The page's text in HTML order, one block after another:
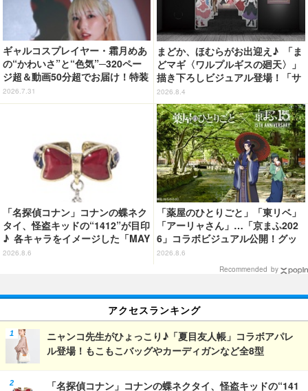
ギャルコスプレイヤー・霜月めあ
の“かわいさ”と“色気”─320ペー
ジ超＆動画50分超でお届け！特装
合本版のデジタル写真集が登場
2026.7.31
まどか、ほむらがお出迎え♪ 「ま
どマギ〈ワルプルギスの廻天〉」
描き下ろしビジュアル登場！「サ
ンシャインシティプリンスホテ
ル」コラボ開催
2026.8.4
「名探偵コナン」コナンの蝶ネク
タイ、怪盗キッドの“1412”が目印
♪ 各キャラをイメージした「MAY
LA」リングセットがセール中
2026.8.6
「薬屋のひとりごと」「東リベ」
「アーリャさん」…「京まふ202
6」コラボビジュアル公開！グッ
ズなどの最新情報も
2026.8.6
Recommended by
アクセスランキング
ニャンコ先生がひょっこり♪「夏目友人帳」コラボアパレ
ル登場！もこもこバッグやカーディガンなど全8型
「名探偵コナン」コナンの蝶ネクタイ、怪盗キッドの“141